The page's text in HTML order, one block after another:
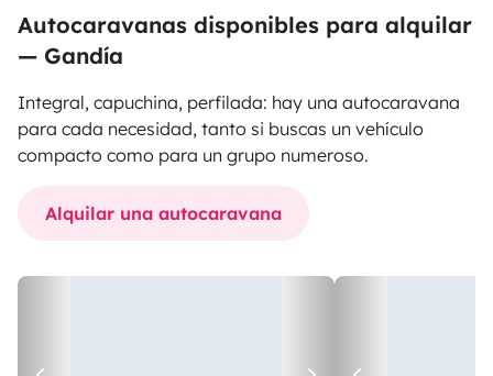
Autocaravanas disponibles para alquilar
— Gandía
Integral, capuchina, perfilada: hay una autocaravana
para cada necesidad, tanto si buscas un vehículo
compacto como para un grupo numeroso.
Alquilar una autocaravana